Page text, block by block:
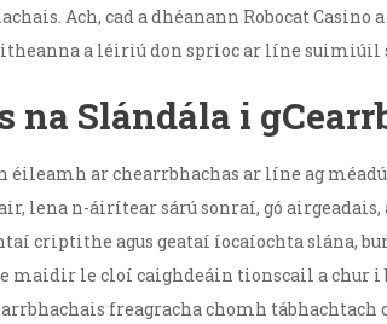
Ach, cad a dhéanann Robocat
a léiriú don sprioc ar líne suimiúil
na Slándála i
éileamh ar chearrbhachas ar líne ag
lena n-áirítear sárú sonraí, gó
criptithe agus geataí íocaíochta slána,
maidir le cloí caighdeáin tionscail a chur
freagracha chomh